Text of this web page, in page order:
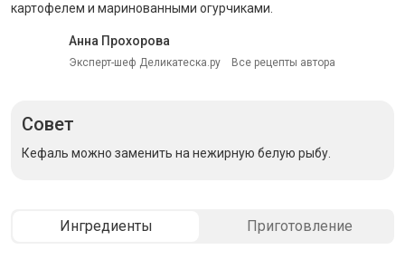
картофелем и маринованными огурчиками.
Анна Прохорова
Эксперт-шеф Деликатеска.ру Все рецепты автора
Совет
Кефаль можно заменить на нежирную белую рыбу.
Ингредиенты Приготовление